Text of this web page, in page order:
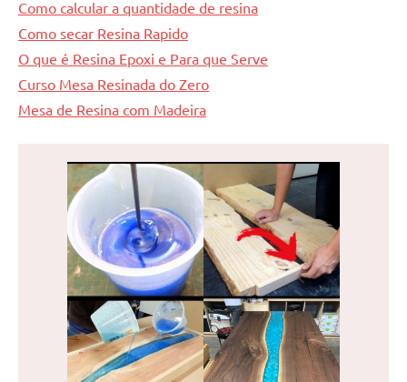
Como calcular a quantidade de resina
Como secar Resina Rapido
O que é Resina Epoxi e Para que Serve
Curso Mesa Resinada do Zero
Mesa de Resina com Madeira